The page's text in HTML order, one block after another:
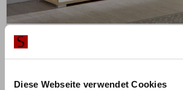
Diese Webseite verwendet Cookies
Kommode Loft I